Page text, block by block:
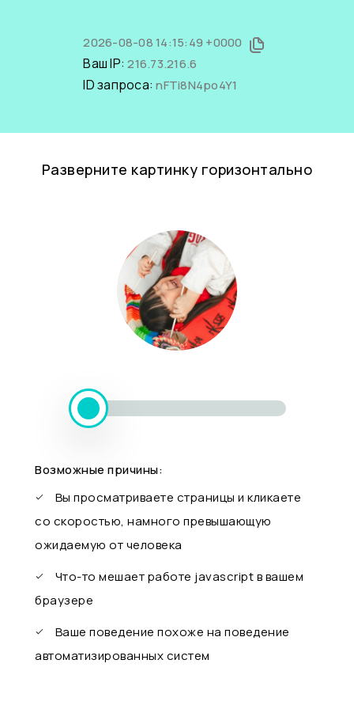
2026-08-08 14:15:49 +0000
Ваш IP:216.73.216.6
ID запроса:nFTi8N4po4Y1
Разверните картинку горизонтально
Возможные причины:
Вы просматриваете страницы и кликаете
со скоростью, намного превышающую
ожидаемую от человека
Что-то мешает работе javascript в вашем
браузере
Ваше поведение похоже на поведение
автоматизированных систем